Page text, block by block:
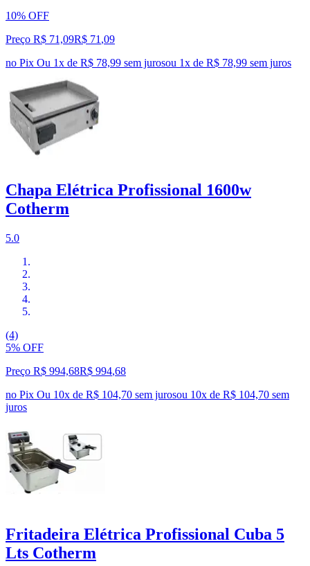
10% OFF
Preço R$ 71,09R$ 71,09
no Pix Ou 1x de R$ 78,99 sem jurosou 1x de R$ 78,99 sem juros
Chapa Elétrica Profissional 1600w
Cotherm
5.0
(4)
5% OFF
Preço R$ 994,68R$ 994,68
no Pix Ou 10x de R$ 104,70 sem jurosou 10x de R$ 104,70 sem
juros
Fritadeira Elétrica Profissional Cuba 5
Lts Cotherm